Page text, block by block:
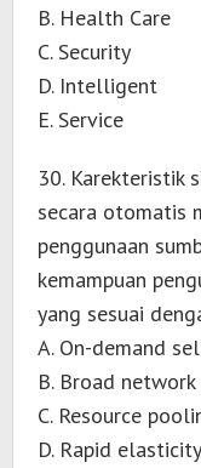
B. Health Care
C. Security
D. Intelligent
E. Service
30. Karekteristik
secara otomatis
penggunaan
kemampuan
yang sesuai
A. On-demand
B. Broad network
C. Resource
D. Rapid elasticity